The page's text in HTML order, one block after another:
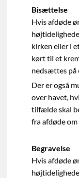
Bisættelse
Hvis afdøde
kirken eller i
kørt til et
nedsættes på
Der er også
over havet,
tilfælde skal
fra afdøde
Begravelse
Hvis afdøde